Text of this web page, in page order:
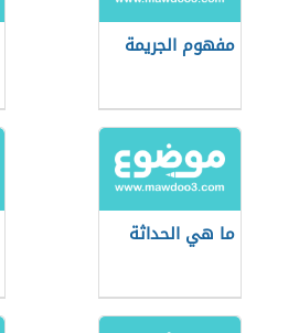
مفهوم الجريمة
ما هي الحداثة